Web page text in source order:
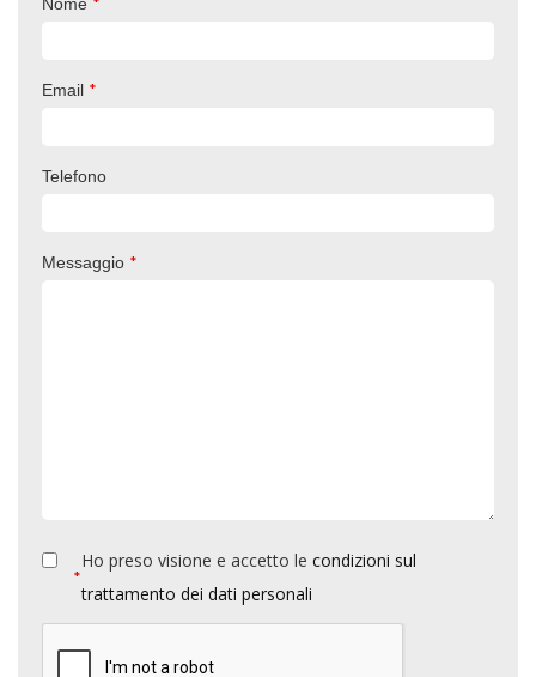
Email *
Telefono
Messaggio *
*
Ho preso visione e accetto le condizioni sul
trattamento dei dati personali